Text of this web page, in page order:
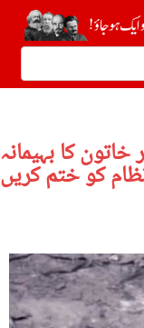
کا بہیمانہ